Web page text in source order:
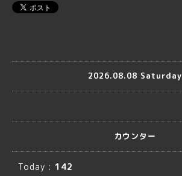
2026.08.08 Saturday
カウンター
Today : 142